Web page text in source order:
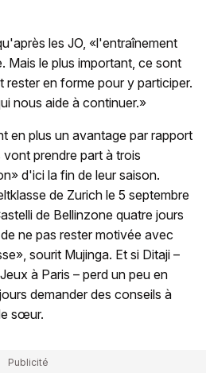
les JO, «l'entraînement
Mais le plus important, ce sont
rester en forme pour y participer.
nous aide à continuer.»
en plus un avantage par rapport
vont prendre part à trois
d'ici la fin de leur saison.
de Zurich le 5 septembre
de Bellinzone quatre jours
ne pas rester motivée avec
sourit Mujinga. Et si Ditaji –
à Paris – perd un peu en
demander des conseils à
sœur.